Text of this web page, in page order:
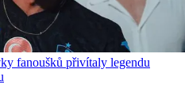
fanoušků přivítaly legendu